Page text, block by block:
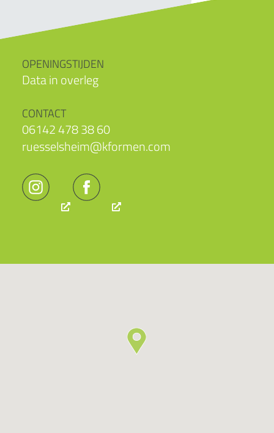
OPENINGSTIJDEN
Data in overleg
CONTACT
06142 478 38 60
ruesselsheim@kformen.com